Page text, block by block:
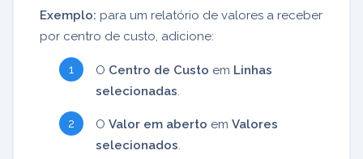
Exemplo: para um relatório de valores a receber
por centro de custo, adicione:
O Centro de Custo em Linhas
selecionadas
O Valor em aberto em Valores
selecionados